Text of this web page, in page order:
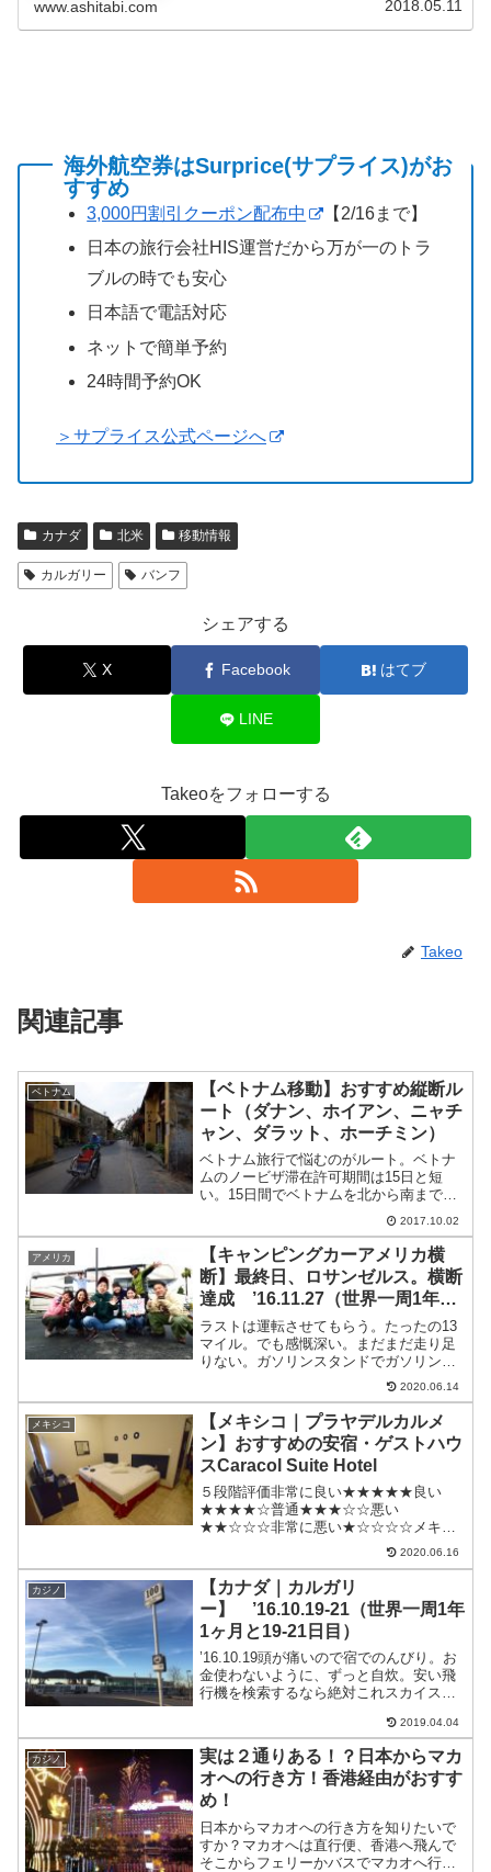
www.ashitabi.com 2018.05.11
海外航空券はSurprice(サプライス)がお
すすめ
3,000円割引クーポン配布中
【2/16まで】
日本の旅行会社HIS運営だから万が一のトラ
ブルの時でも安心
日本語で電話対応
ネットで簡単予約
24時間予約OK
＞サプライス公式ページへ
カナダ 北米 移動情報
カルガリー バンフ
シェアする
X Facebook はてブ
LINE
Takeoをフォローする
Takeo
関連記事
ベトナム
【ベトナム移動】おすすめ縦断ル
ート（ダナン、ホイアン、ニャチ
ャン、ダラット、ホーチミン）
ベトナム旅行で悩むのがルート。ベトナ
ムのノービザ滞在許可期間は15日と短
い。15日間でベトナムを北から南まで縦
断するのは日数的に厳しく移動だけの旅
になってしまうのでおすすめできない。
僕が実際に旅したベトナムおすすめ縦断
ルートを紹介します。ベ...
2017.10.02
アメリカ
【キャンピングカーアメリカ横
断】最終日、ロサンゼルス。横断
達成 ’16.11.27（世界一周1年2
ヶ月と27日目）
ラストは運転させてもらう。たったの13
マイル。でも感慨深い。まだまだ走り足
りない。ガソリンスタンドでガソリンを
満タンにしてついでに中をきれいに掃き
掃除。。。そして、返却場所のエルモン
テ社に到着。到着して、気づく。ん？お
れの靴知らなーい？？？...
2020.06.14
メキシコ
【メキシコ｜プラヤデルカルメ
ン】おすすめの安宿・ゲストハウ
スCaracol Suite Hotel
５段階評価非常に良い★★★★★良い
★★★★☆普通★★★☆☆悪い
★★☆☆☆非常に悪い★☆☆☆☆メキシ
コ｜カンクンのおすすめ快適安宿・ゲス
トハウス・ホテルCaracol Suite Hotel料金
ツインで3,000円前後部屋：★★★★☆ツ
イン。...
2020.06.16
カジノ
【カナダ｜カルガリ
ー】 ’16.10.19-21（世界一周1年
1ヶ月と19-21日目）
’16.10.19頭が痛いので宿でのんびり。お
金使わないように、ずっと自炊。安い飛
行機を検索するなら絶対これスカイスキ
社や旅行会社を比較して指定した日付の
一番安い航空券を探せるよー。特にLCC
ならすげー安...
2019.04.04
カジノ
実は２通りある！？日本からマカ
オへの行き方！香港経由がおすす
め！
日本からマカオへの行き方を知りたいで
すか？マカオへは直行便、香港へ飛んで
そこからフェリーかバスでマカオへ行く